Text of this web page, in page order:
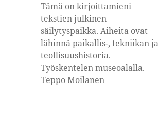
Tämä on kirjoittamieni
tekstien julkinen
säilytyspaikka. Aiheita ovat
lähinnä paikallis-, tekniikan ja
teollisuushistoria.
Työskentelen museoalalla.
Teppo Moilanen